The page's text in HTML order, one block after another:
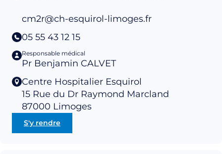
cm2r@ch-esquirol-limoges.fr
05 55 43 12 15
Responsable médical
Pr Benjamin CALVET
Centre Hospitalier Esquirol
15 Rue du Dr Raymond Marcland
87000 Limoges
S'y rendre